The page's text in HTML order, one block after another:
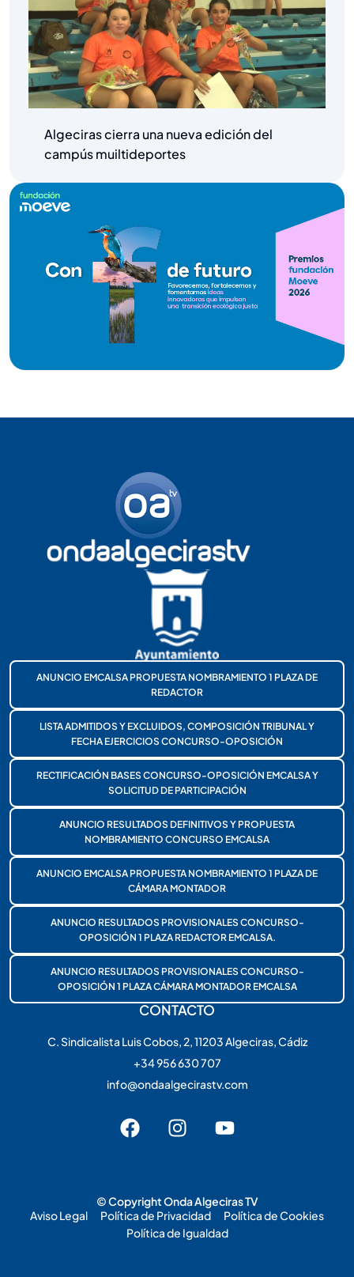
Algeciras cierra una nueva edición del
campús muiltideportes
ANUNCIO EMCALSA PROPUESTA NOMBRAMIENTO 1 PLAZA DE
REDACTOR
LISTA ADMITIDOS Y EXCLUIDOS, COMPOSICIÓN TRIBUNAL Y
FECHA EJERCICIOS CONCURSO-OPOSICIÓN
RECTIFICACIÓN BASES CONCURSO-OPOSICIÓN EMCALSA Y
SOLICITUD DE PARTICIPACIÓN
ANUNCIO RESULTADOS DEFINITIVOS Y PROPUESTA
NOMBRAMIENTO CONCURSO EMCALSA
ANUNCIO EMCALSA PROPUESTA NOMBRAMIENTO 1 PLAZA DE
CÁMARA MONTADOR
ANUNCIO RESULTADOS PROVISIONALES CONCURSO-
OPOSICIÓN 1 PLAZA REDACTOR EMCALSA.
ANUNCIO RESULTADOS PROVISIONALES CONCURSO-
OPOSICIÓN 1 PLAZA CÁMARA MONTADOR EMCALSA
CONTACTO
C. Sindicalista Luis Cobos, 2, 11203 Algeciras, Cádiz
+34 956 630 707
info@ondaalgecirastv.com
© Copyright Onda Algeciras TV
Aviso Legal
Política de Privacidad
Política de Cookies
Política de Igualdad